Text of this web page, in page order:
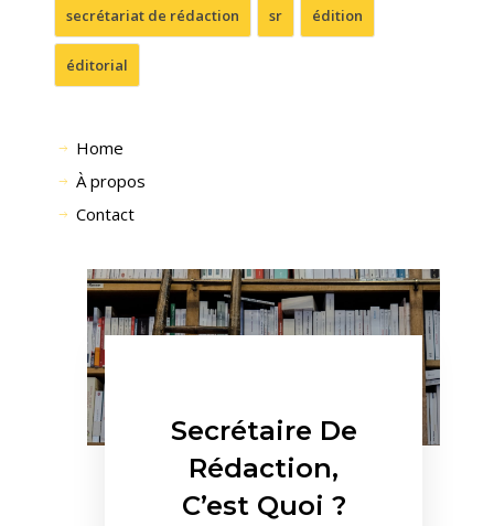
secrétariat de rédaction sr édition
éditorial
Home
À propos
Contact
Secrétaire De
Rédaction,
C’est Quoi ?